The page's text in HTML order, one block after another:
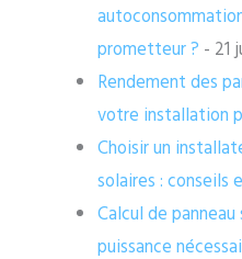
prometteur ? - 21
Rendement des
votre installation
Choisir un
solaires : conseils
Calcul de
puissance